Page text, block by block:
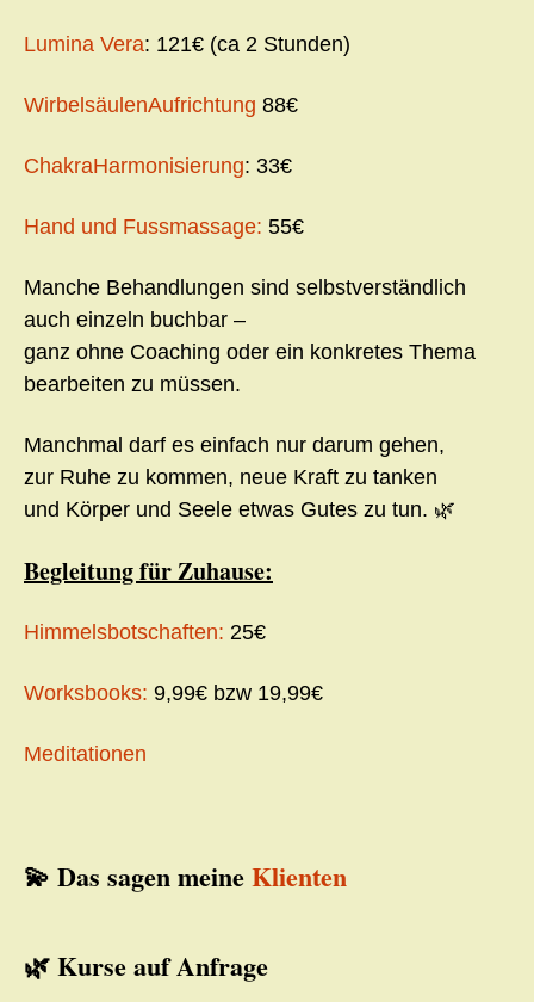
Lumina Vera: 121€ (ca 2 Stunden)
WirbelsäulenAufrichtung 88€
ChakraHarmonisierung: 33€
Hand und Fussmassage: 55€
Manche Behandlungen sind selbstverständlich
auch einzeln buchbar –
ganz ohne Coaching oder ein konkretes Thema
bearbeiten zu müssen.
Manchmal darf es einfach nur darum gehen,
zur Ruhe zu kommen, neue Kraft zu tanken
und Körper und Seele etwas Gutes zu tun. 🌿
Begleitung für Zuhause:
Himmelsbotschaften: 25€
Worksbooks: 9,99€ bzw 19,99€
Meditationen
💫 Das sagen meineKlienten
🌿 Kurse auf Anfrage